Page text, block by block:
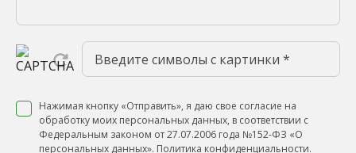
Нажимая кнопку «Отправить», я даю свое согласие на
обработку моих персональных данных, в соответствии с
Федеральным законом от 27.07.2006 года №152-ФЗ «О
персональных данных». Политика конфиденциальности.